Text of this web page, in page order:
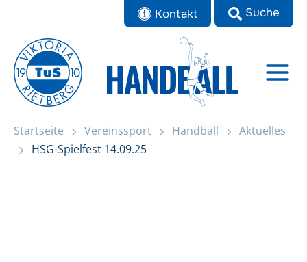
springen
Kontakt
Startseite HSG-Spielfest 14.09.25
Startseite Vereinssport Handball
Aktuelles
HSG-Spielfest 14.09.25